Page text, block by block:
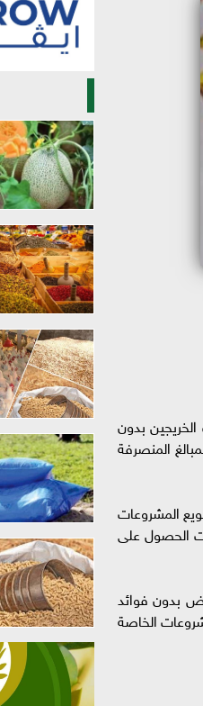
تشغيل شباب الخريجين بدون
وأضاف أن إجمالى المبالغ المنصرفة
المشروعات
الحصول على
بدون فوائد
الخاصة